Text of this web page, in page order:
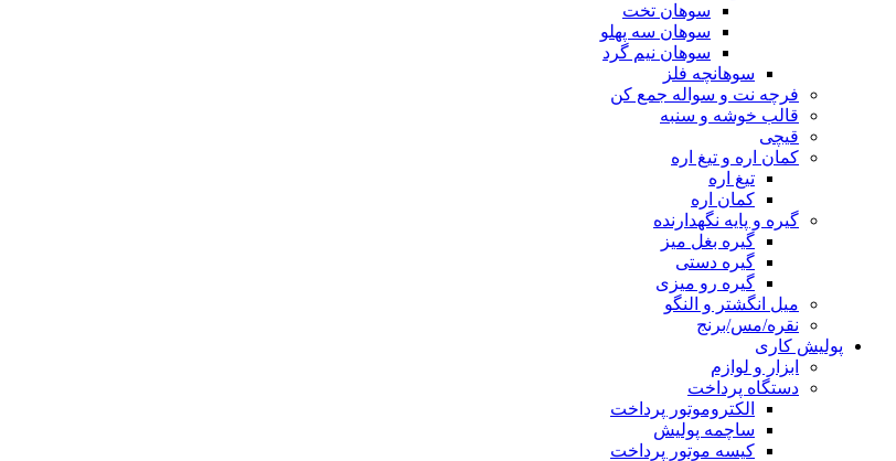
سوهان تخت
سوهان سه پهلو
سوهان نیم گرد
سوهانچه فلز
فرچه نت و سواله جمع کن
قالب خوشه و سنبه
قیچی
کمان اره و تیغ اره
تیغ اره
کمان اره
گیره و پایه نگهدارنده
گیره بغل میز
گیره دستی
گیره رو میزی
میل انگشتر و النگو
نقره/مس/برنج
پولیش کاری
ابزار و لوازم
دستگاه پرداخت
الکتروموتور پرداخت
ساچمه پولیش
کیسه موتور پرداخت